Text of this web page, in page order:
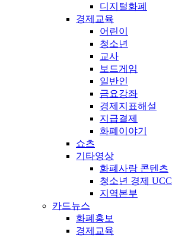
디지털화폐
경제교육
어린이
청소년
교사
보드게임
일반인
금요강좌
경제지표해설
지급결제
화폐이야기
쇼츠
기타영상
화폐사랑 콘텐츠
청소년 경제 UCC
지역본부
카드뉴스
화폐홍보
경제교육